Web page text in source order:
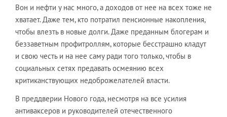
Вон и нефти у нас много, а доходов от нее на всех тоже не
хватает.Даже тем, кто потратил пенсионные накопления,
чтобы влезть в новые долги. Даже преданным блогерам и
беззаветным профитроллям, которые бесстрашно кладут
и свою честь и на нее саму ради того только, чтобы в
социальных сетях предавать осмеянию всех
критиканствующих недоброжелателей власти.
В преддверии Нового года, несмотря на все усилия
антиваксеров и руководителей отечественного